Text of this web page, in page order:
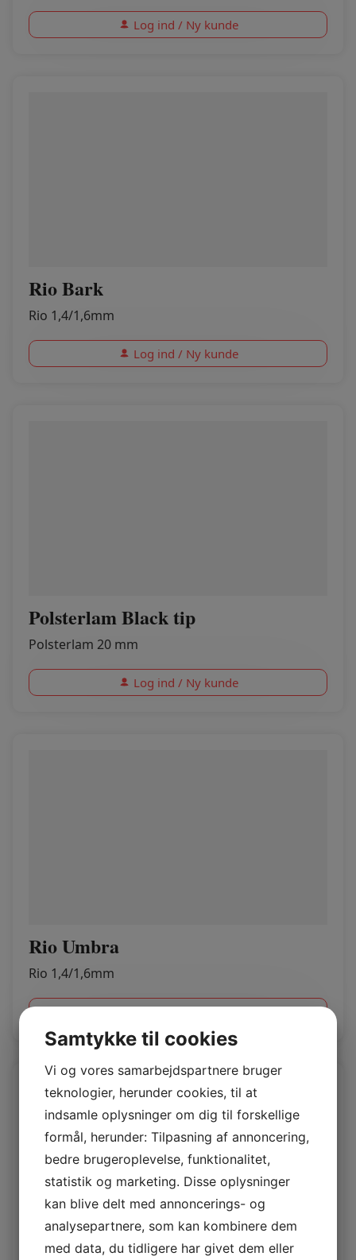
Log ind / Ny kunde
Rio Bark
Rio 1,4/1,6mm
Log ind / Ny kunde
Polsterlam Black tip
Polsterlam 20 mm
Log ind / Ny kunde
Rio Umbra
Rio 1,4/1,6mm
Log ind / Ny kunde
Samtykke til cookies
Vi og vores samarbejdspartnere bruger
teknologier, herunder cookies, til at
indsamle oplysninger om dig til forskellige
formål, herunder: Tilpasning af annoncering,
bedre brugeroplevelse, funktionalitet,
statistik og marketing. Disse oplysninger
kan blive delt med annoncerings- og
analysepartnere, som kan kombinere dem
med data, du tidligere har givet dem eller